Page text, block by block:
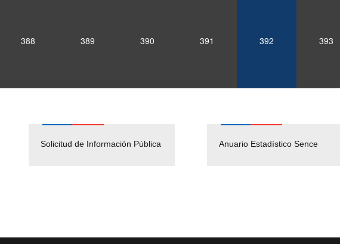
388 389 390 391 392 393
Solicitud de Información Pública Anuario Estadístico Sence
Pago Proveedores
Empleos Públicos
Solicitud Audiencias y